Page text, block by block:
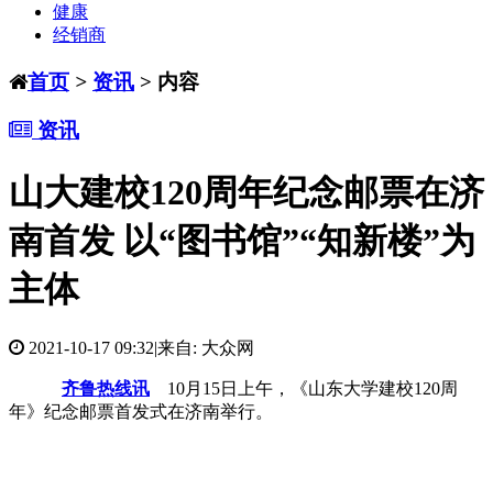
健康
经销商
首页 > 资讯 > 内容
资讯
山大建校120周年纪念邮票在济
南首发 以“图书馆”“知新楼”为
主体
2021-10-17 09:32|来自: 大众网
齐鲁热线讯 10月15日上午，《山东大学建校120周
年》纪念邮票首发式在济南举行。